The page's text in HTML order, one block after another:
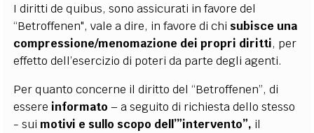
I diritti de quibus, sono assicurati in favore del
“Betroffenen", vale a dire, in favore di chi subisce una
compressione/menomazione dei propri diritti, per
effetto dell’esercizio di poteri da parte degli agenti.
Per quanto concerne il diritto del “Betroffenen”, di
essere informato – a seguito di richiesta dello stesso
- sui motivi e sullo scopo dell’”intervento”, il